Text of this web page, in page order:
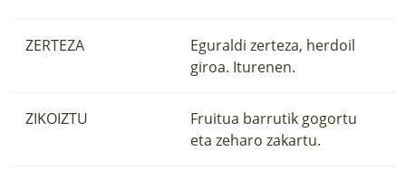
ZERTEZA
Eguraldi zerteza, herdoil
giroa. Iturenen.
ZIKOIZTU
Fruitua barrutik gogortu
eta zeharo zakartu.